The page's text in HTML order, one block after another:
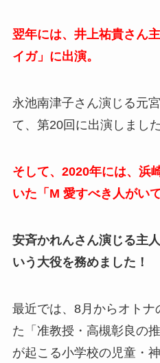
翌年には、井上祐貴さん
イガ」に出演。
永池南津子さん演じる元
て、第20回に出演しました
そして、2020年には、浜
いた「M 愛すべき人がい
安斉かれんさん演じる主
いう大役を務めました！
最近では、8月からオト
た「准教授・高槻彰良の
が起こる小学校の児童・